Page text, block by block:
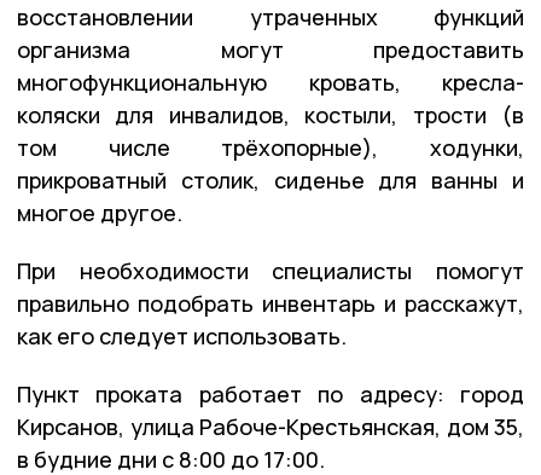
восстановлении утраченных функций
организма могут предоставить
многофункциональную кровать, кресла-
коляски для инвалидов, костыли, трости (в
том числе трёхопорные), ходунки,
прикроватный столик, сиденье для ванны и
многое другое.
При необходимости специалисты помогут
правильно подобрать инвентарь и расскажут,
как его следует использовать.
Пункт проката работает по адресу: город
Кирсанов, улица Рабоче-Крестьянская, дом 35,
в будние дни с 8:00 до 17:00.